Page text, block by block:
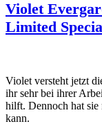
Violet
Limited
Violet versteht jetzt
ihr sehr bei ihrer
hilft. Dennoch hat sie
kann.